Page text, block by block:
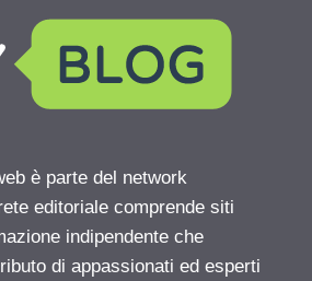
è parte del network
editoriale comprende siti
indipendente che
di appassionati ed esperti